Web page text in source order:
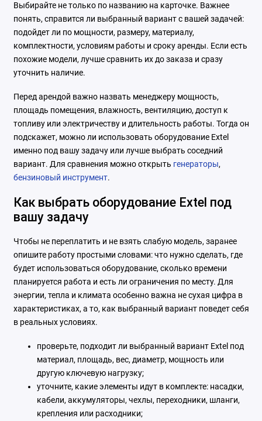
Выбирайте не только по названию на карточке. Важнее
понять, справится ли выбранный вариант с вашей задачей:
подойдет ли по мощности, размеру, материалу,
комплектности, условиям работы и сроку аренды. Если есть
похожие модели, лучше сравнить их до заказа и сразу
уточнить наличие.
Перед арендой важно назвать менеджеру мощность,
площадь помещения, влажность, вентиляцию, доступ к
топливу или электричеству и длительность работы. Тогда он
подскажет, можно ли использовать оборудование Extel
именно под вашу задачу или лучше выбрать соседний
вариант. Для сравнения можно открыть генераторы,
бензиновый инструмент.
Как выбрать оборудование Extel под
вашу задачу
Чтобы не переплатить и не взять слабую модель, заранее
опишите работу простыми словами: что нужно сделать, где
будет использоваться оборудование, сколько времени
планируется работа и есть ли ограничения по месту. Для
энергии, тепла и климата особенно важна не сухая цифра в
характеристиках, а то, как выбранный вариант поведет себя
в реальных условиях.
проверьте, подходит ли выбранный вариант Extel под
материал, площадь, вес, диаметр, мощность или
другую ключевую нагрузку;
уточните, какие элементы идут в комплекте: насадки,
кабели, аккумуляторы, чехлы, переходники, шланги,
крепления или расходники;